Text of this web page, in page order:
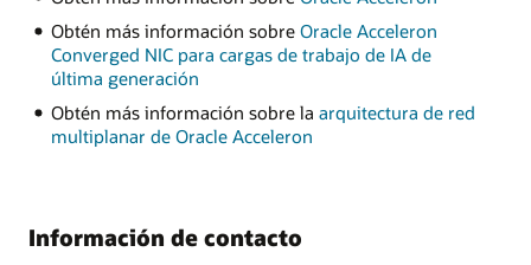
Obtén más información sobre Oracle Acceleron
Converged NIC para cargas de trabajo de IA de
última generación
Obtén más información sobre la arquitectura de red
multiplanar de Oracle Acceleron
Información de contacto